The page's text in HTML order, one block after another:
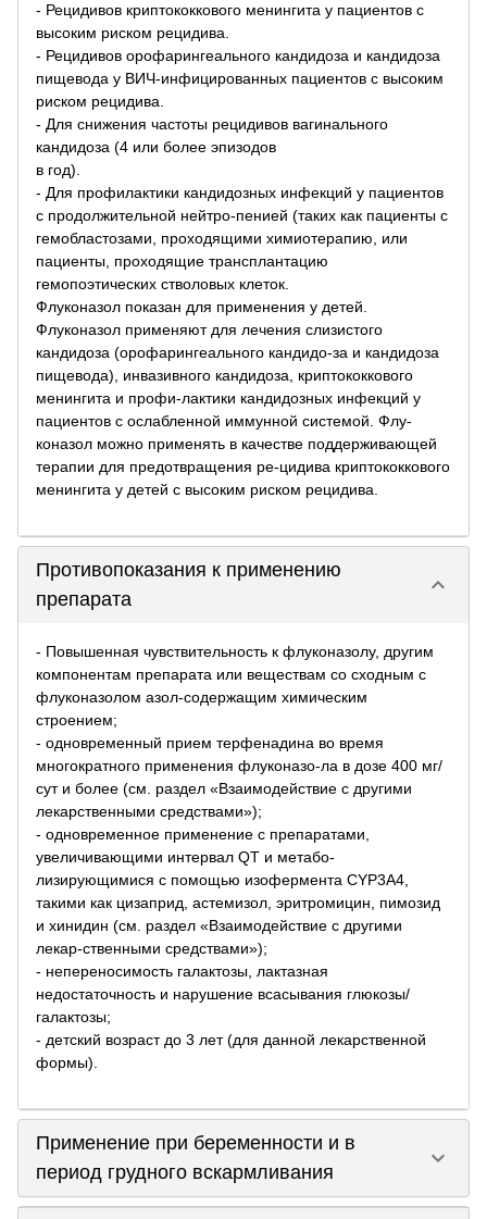
- Рецидивов криптококкового менингита у пациентов с
высоким риском рецидива.
- Рецидивов орофарингеального кандидоза и кандидоза
пищевода у ВИЧ-инфицированных пациентов с высоким
риском рецидива.
- Для снижения частоты рецидивов вагинального
кандидоза (4 или более эпизодов
в год).
- Для профилактики кандидозных инфекций у пациентов
с продолжительной нейтро-пенией (таких как пациенты с
гемобластозами, проходящими химиотерапию, или
пациенты, проходящие трансплантацию
гемопоэтических стволовых клеток.
Флуконазол показан для применения у детей.
Флуконазол применяют для лечения слизистого
кандидоза (орофарингеального кандидо-за и кандидоза
пищевода), инвазивного кандидоза, криптококкового
менингита и профи-лактики кандидозных инфекций у
пациентов с ослабленной иммунной системой. Флу-
коназол можно применять в качестве поддерживающей
терапии для предотвращения ре-цидива криптококкового
менингита у детей с высоким риском рецидива.
Противопоказания к применению
препарата
keyboard_arrow_down
- Повышенная чувствительность к флуконазолу, другим
компонентам препарата или веществам со сходным с
флуконазолом азол-содержащим химическим
строением;
- одновременный прием терфенадина во время
многократного применения флуконазо-ла в дозе 400 мг/
сут и более (см. раздел «Взаимодействие с другими
лекарственными средствами»);
- одновременное применение с препаратами,
увеличивающими интервал QT и метабо-
лизирующимися с помощью изофермента СYР3А4,
такими как цизаприд, астемизол, эритромицин, пимозид
и хинидин (см. раздел «Взаимодействие с другими
лекар-ственными средствами»);
- непереносимость галактозы, лактазная
недостаточность и нарушение всасывания глюкозы/
галактозы;
- детский возраст до 3 лет (для данной лекарственной
формы).
Применение при беременности и в
период грудного вскармливания
keyboard_arrow_down